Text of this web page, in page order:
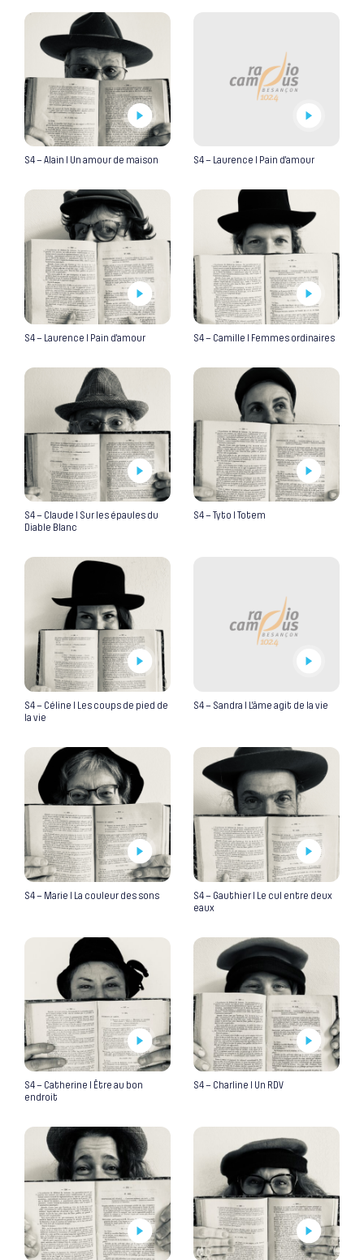
S4 – Alain I Un amour de maison S4 – Laurence I Pain d’amour
S4 – Laurence I Pain d’amour S4 – Camille I Femmes ordinaires
S4 – Claude I Sur les épaules du
Diable Blanc
S4 – Tyto I Totem
S4 – Céline I Les coups de pied de
la vie
S4 – Sandra I L’âme agit de la vie
S4 – Marie I La couleur des sons
S4 – Gauthier I Le cul entre deux
eaux
S4 – Catherine I Être au bon
endroit
S4 – Charline I Un RDV